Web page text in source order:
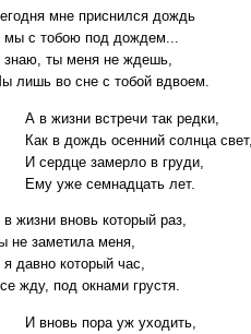
мне приснился дождь
мы с тобою под дождем...
знаю, ты меня не ждешь,
лишь во сне с тобой вдвоем.
в жизни встречи так редки,
в дождь осенний солнца свет,
сердце замерло в груди,
уже семнадцать лет.
жизни вновь который раз,
не заметила меня,
я давно который час,
жду, под окнами грустя.
вновь пора уж уходить,